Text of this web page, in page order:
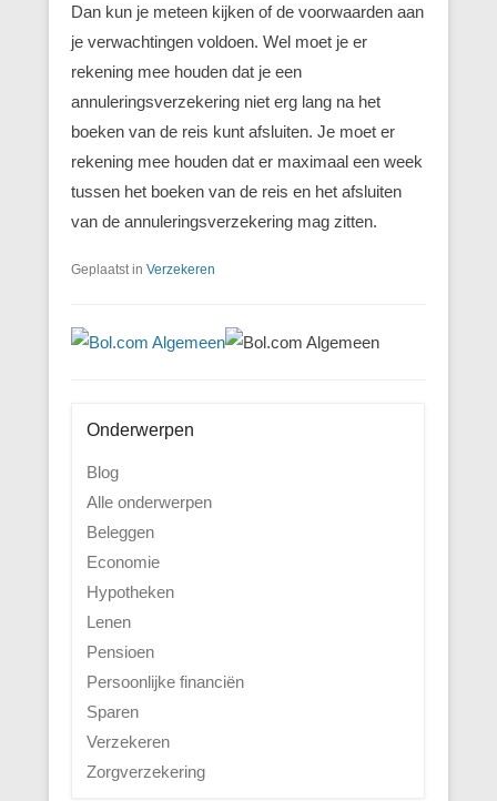
Dan kun je meteen kijken of de voorwaarden aan
je verwachtingen voldoen. Wel moet je er
rekening mee houden dat je een
annuleringsverzekering niet erg lang na het
boeken van de reis kunt afsluiten. Je moet er
rekening mee houden dat er maximaal een week
tussen het boeken van de reis en het afsluiten
van de annuleringsverzekering mag zitten.
Geplaatst in Verzekeren
Onderwerpen
Blog
Alle onderwerpen
Beleggen
Economie
Hypotheken
Lenen
Pensioen
Persoonlijke financiën
Sparen
Verzekeren
Zorgverzekering